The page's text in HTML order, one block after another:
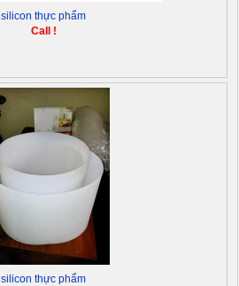
silicon thực phẩm
Call !
silicon thực phẩm